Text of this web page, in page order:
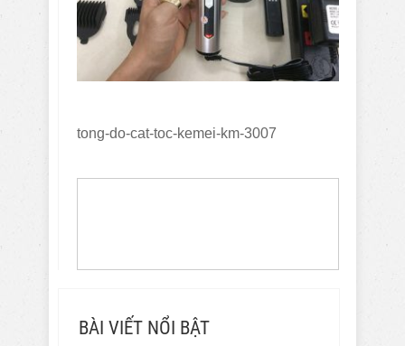
tong-do-cat-toc-kemei-km-3007
BÀI VIẾT NỔI BẬT